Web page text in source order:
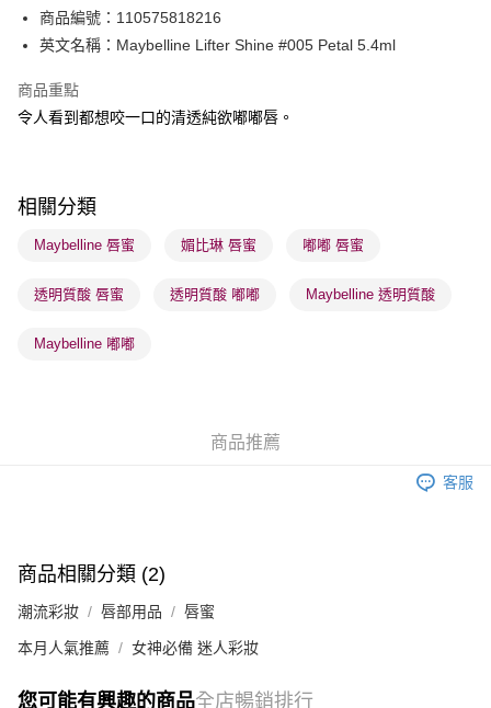
PayMe
WeChat Pay
BoC Pay
每筆HK$65.00，滿HK$300.00或以上免運費
順豐站及營業點 - 確認發貨後1-3個工作天送達
物流公司進行物流配送
取。逾期會取消訂單，並不會安排重寄
每筆HK$20.00，滿HK$100.00或以上免運費
澳門地區配送 - 確認發貨後1-4個工作天送達
商品編號：110575818216
英文名稱：Maybelline Lifter Shine #005 Petal 5.4ml
商品重點
令人看到都想咬一口的清透純欲嘟嘟唇。
相關分類
Maybelline 唇蜜 媚比琳 唇蜜 嘟嘟 唇蜜
透明質酸 唇蜜 透明質酸 嘟嘟 Maybelline 透明質酸
Maybelline 嘟嘟
商品推薦
客服
商品相關分類 (2)
潮流彩妝 唇部用品 唇蜜
本月人氣推薦 女神必備 迷人彩妝
您可能有興趣的商品全店暢銷排行